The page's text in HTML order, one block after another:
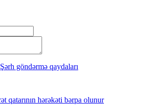
Şərh göndərmə qaydaları